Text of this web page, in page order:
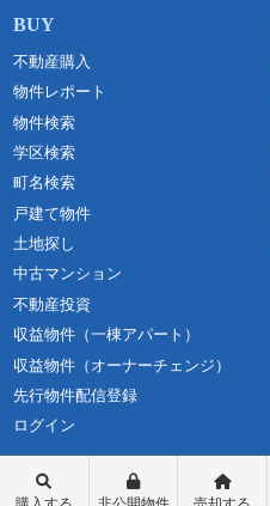
不動産購入
物件レポート
物件検索
学区検索
町名検索
戸建て物件
土地探し
中古マンション
不動産投資
収益物件（一棟アパート）
収益物件（オーナーチェンジ）
先行物件配信登録
ログイン